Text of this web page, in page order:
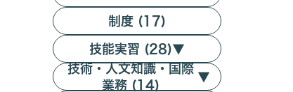
制度 (17)
技能実習 (28)▼
技術・人文知識・国際
業務 (14)
▼